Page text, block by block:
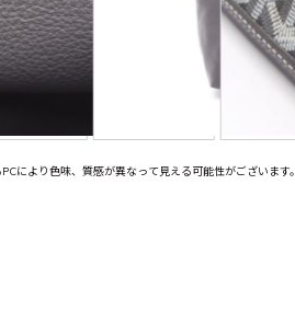
により色味、質感が異なって見える可能性がございます。